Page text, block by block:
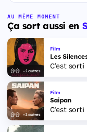
AU MÊME MOMENT
Ça sort aussi en
+2 autres
Film
Les
C'est sorti
+2 autres
Film
Saipan
C'est sorti